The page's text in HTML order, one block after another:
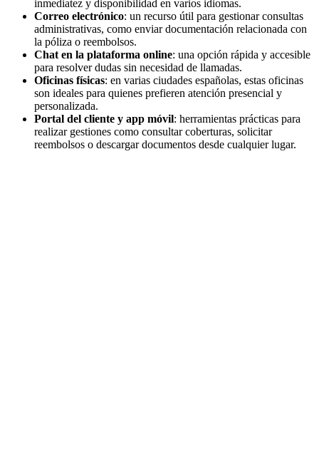
inmediatez y disponibilidad en varios idiomas.
Correo electrónico: un recurso útil para gestionar consultas
administrativas, como enviar documentación relacionada con
la póliza o reembolsos.
Chat en la plataforma online: una opción rápida y accesible
para resolver dudas sin necesidad de llamadas.
Oficinas físicas: en varias ciudades españolas, estas oficinas
son ideales para quienes prefieren atención presencial y
personalizada.
Portal del cliente y app móvil: herramientas prácticas para
realizar gestiones como consultar coberturas, solicitar
reembolsos o descargar documentos desde cualquier lugar.